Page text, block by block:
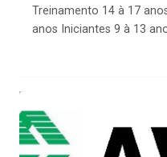
Treinamento 14 à 17
anos Iniciantes 9 à 13